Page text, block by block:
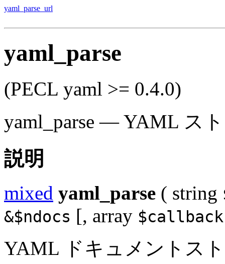
yaml_parse_url
yaml_parse
(PECL yaml >= 0.4.0)
yaml_parse —YAML ス
説明
mixed yaml_parse ( string
&$ndocs [, array
YAML ドキュメントス